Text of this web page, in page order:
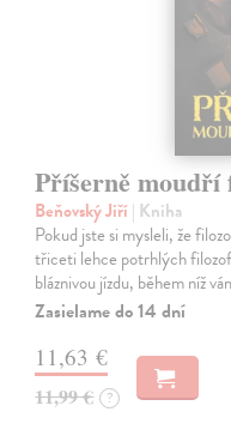
Příšerně moudří
Beňovský Jiří | Kniha
Pokud jste si mysleli, že
třiceti lehce potrhlých
bláznivou jízdu, během níž
Zasielame do 14 dní
11,63 €
11,99 € ?